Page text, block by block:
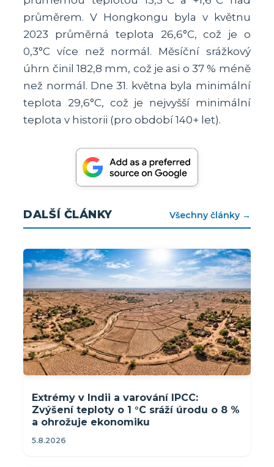
průměrem. V Hongkongu byla v květnu
2023 průměrná teplota 26,6°C, což je o
0,3°C více než normál. Měsíční srážkový
úhrn činil 182,8 mm, což je asi o 37 % méně
než normál. Dne 31. května byla minimální
teplota 29,6°C, což je nejvyšší minimální
teplota v historii (pro období 140+ let).
DALŠÍ ČLÁNKY Všechny články →
Extrémy v Indii a varování IPCC:
Zvýšení teploty o 1 °C sráží úrodu o 8 %
a ohrožuje ekonomiku
5.8.2026